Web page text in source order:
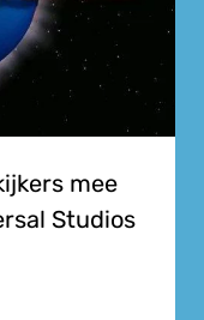
mee
Studios